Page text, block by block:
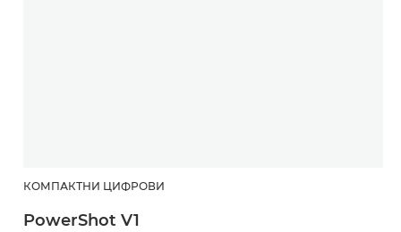
КОМПАКТНИ ЦИФРОВИ
PowerShot V1